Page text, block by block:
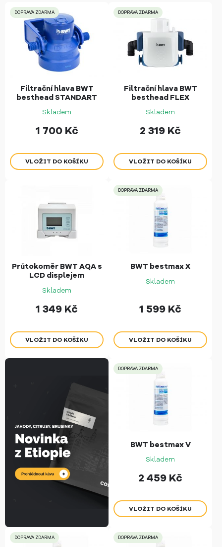
DOPRAVA ZDARMA
Filtrační hlava BWT
besthead STANDART
Skladem
1 700 Kč
DOPRAVA ZDARMA
Filtrační hlava BWT
besthead FLEX
Skladem
2 319 Kč
Průtokoměr BWT AQA s
LCD displejem
Skladem
1 349 Kč
DOPRAVA ZDARMA
BWT bestmax X
Skladem
1 599 Kč
DOPRAVA ZDARMA
BWT bestmax V
Skladem
2 459 Kč
DOPRAVA ZDARMA DOPRAVA ZDARMA